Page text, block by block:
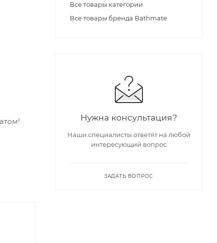
Все товары категории
Все товары бренда Bathmate
Нужна консультация?
Наши специалисты ответят на любой
интересующий вопрос
ЗАДАТЬ ВОПРОС